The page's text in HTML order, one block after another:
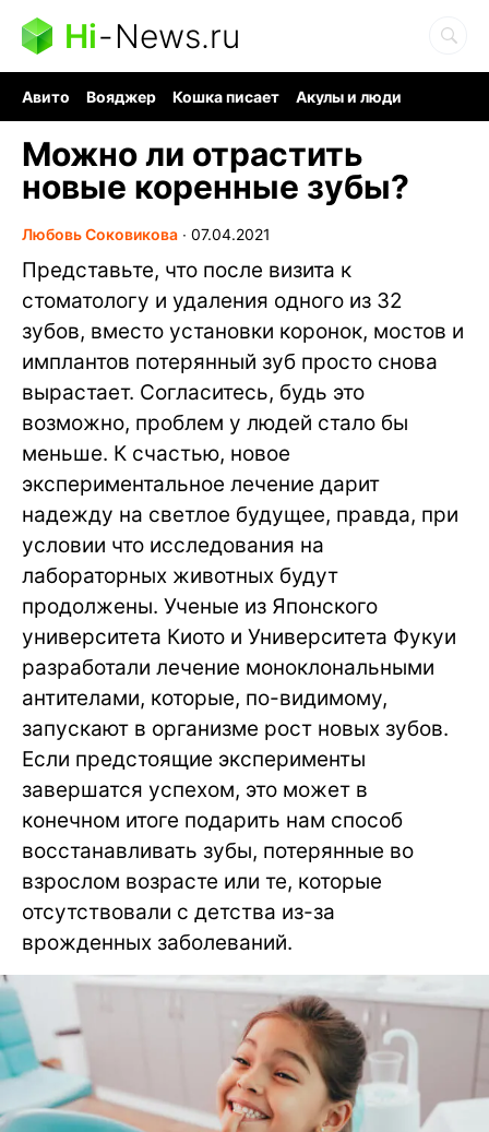
Hi-News.ru
Авито Вояджер Кошка писает
Акулы и люди
Можно ли отрастить
новые коренные зубы?
Любовь Соковикова ∙ 07.04.2021
Представьте, что после визита к
стоматологу и удаления одного из 32
зубов, вместо установки коронок, мостов и
имплантов потерянный зуб просто снова
вырастает. Согласитесь, будь это
возможно, проблем у людей стало бы
меньше. К счастью, новое
экспериментальное лечение дарит
надежду на светлое будущее, правда, при
условии что исследования на
лабораторных животных будут
продолжены. Ученые из Японского
университета Киото и Университета Фукуи
разработали лечение моноклональными
антителами, которые, по-видимому,
запускают в организме рост новых зубов.
Если предстоящие эксперименты
завершатся успехом, это может в
конечном итоге подарить нам способ
восстанавливать зубы, потерянные во
взрослом возрасте или те, которые
отсутствовали с детства из-за
врожденных заболеваний.